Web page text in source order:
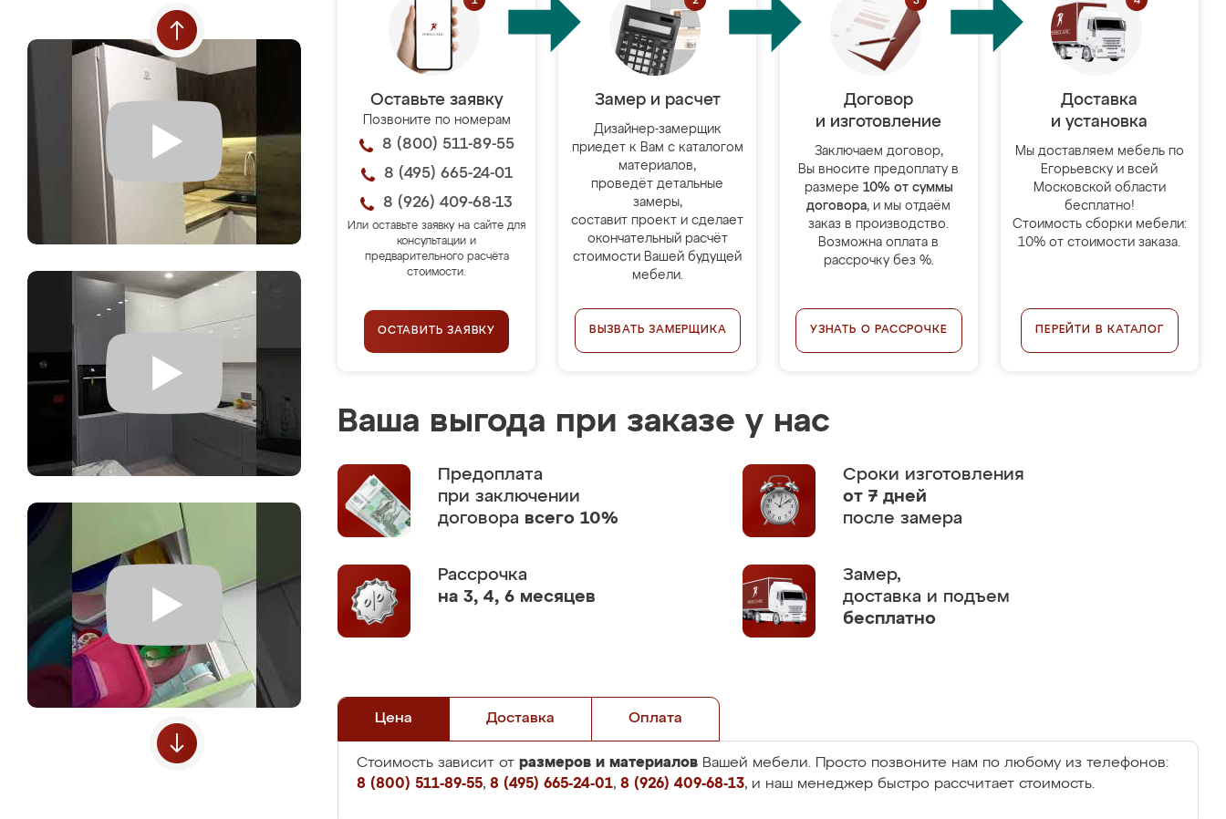
Оставьте заявку
Позвоните по номерам
8 (800) 511-89-55
8 (495) 665-24-01
8 (926) 409-68-13
Или оставьте заявку на сайте для
консультации и
предварительного расчёта
стоимости.
ОСТАВИТЬ ЗАЯВКУ
Замер и расчет
Дизайнер-замерщик
приедет к Вам с каталогом
материалов,
проведёт детальные
замеры,
составит проект и сделает
окончательный расчёт
стоимости Вашей будущей
мебели.
ВЫЗВАТЬ ЗАМЕРЩИКА
Договор
и изготовление
Заключаем договор,
Вы вносите предоплату в
размере 10% от суммы
договора, и мы отдаём
заказ в производство.
Возможна оплата в
рассрочку без %.
УЗНАТЬ О РАССРОЧКЕ
Доставка
и установка
Мы доставляем мебель по
Егорьевску и всей
Московской области
бесплатно!
Стоимость сборки мебели:
10% от стоимости заказа.
ПЕРЕЙТИ В КАТАЛОГ
Ваша выгода при заказе у нас
Предоплата
при заключении
договора всего 10%
Сроки изготовления
от 7 дней
после замера
Рассрочка
на 3, 4, 6 месяцев
Замер,
доставка и подъем
бесплатно
Цена Доставка Оплата
Стоимость зависит от размеров и материалов Вашей мебели. Просто позвоните нам по любому из телефонов:
8 (800) 511-89-55, 8 (495) 665-24-01, 8 (926) 409-68-13, и наш менеджер быстро рассчитает стоимость.